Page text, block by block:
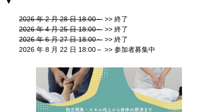
▼
2026 年 2 月 28 日 18:00～>> 終了
2026 年 4 月 25 日 18:00～>> 終了
2026 年 6 月 27 日 18:00～>> 終了
2026 年 8 月 22 日 18:00～ >> 参加者募集中